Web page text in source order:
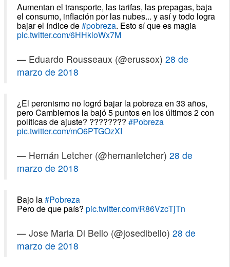
Aumentan el transporte, las tarifas, las prepagas, baja
el consumo, inflación por las nubes... y así y todo logra
bajar el índice de#pobreza. Esto sí que es magia
pic.twitter.com/6HHkloWx7M
— Eduardo Rousseaux (@erussox) 28 de
marzo de 2018
¿El peronismo no logró bajar la pobreza en 33 años,
pero Cambiemos la bajó 5 puntos en los últimos 2 con
políticas de ajuste? ???????? #Pobreza
pic.twitter.com/mO6PTGOzXI
— Hernán Letcher (@hernanletcher) 28 de
marzo de 2018
Bajo la#Pobreza
Pero de que país? pic.twitter.com/R86VzcTjTn
— Jose Maria Di Bello (@josedibello) 28 de
marzo de 2018